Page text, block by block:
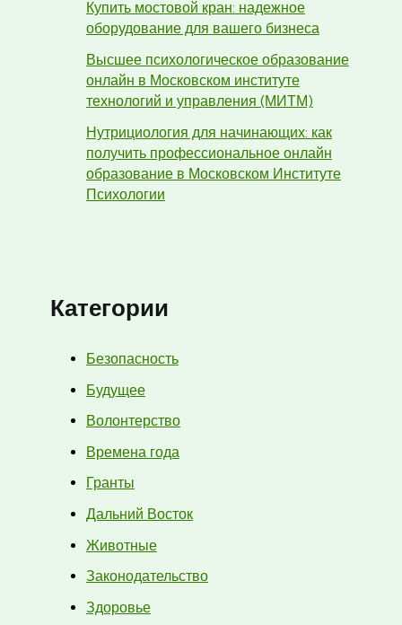
Купить мостовой кран: надежное
оборудование для вашего бизнеса
Высшее психологическое образование
онлайн в Московском институте
технологий и управления (МИТМ)
Нутрициология для начинающих: как
получить профессиональное онлайн
образование в Московском Институте
Психологии
Категории
Безопасность
Будущее
Волонтерство
Времена года
Гранты
Дальний Восток
Животные
Законодательство
Здоровье